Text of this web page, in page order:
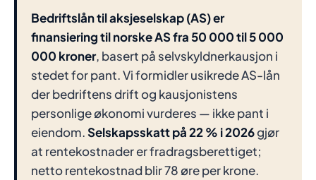
Bedriftslån til aksjeselskap (AS) er
finansiering til norske AS fra 50 000 til 5 000
000 kroner, basert på selvskyldnerkausjon i
stedet for pant. Vi formidler usikrede AS-lån
der bedriftens drift og kausjonistens
personlige økonomi vurderes — ikke pant i
eiendom.Selskapsskatt på 22 % i 2026gjør
at rentekostnader er fradragsberettiget;
netto rentekostnad blir 78 øre per krone.